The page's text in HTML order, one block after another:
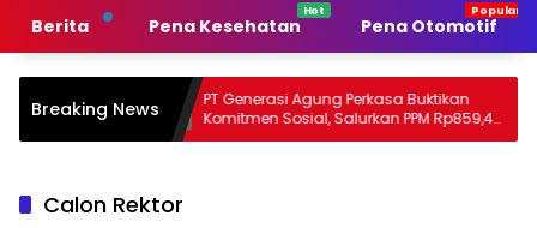
Berita Pena Kesehatan Pena Otomotif
Breaking NewsPT Generasi Agung Perkasa Buktikan
Komitmen Sosial, Salurkan PPM Rp859,4
Juta untuk Masyarakat Lingkar
Calon Rektor